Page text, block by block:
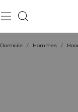
Domicile / Hommes /